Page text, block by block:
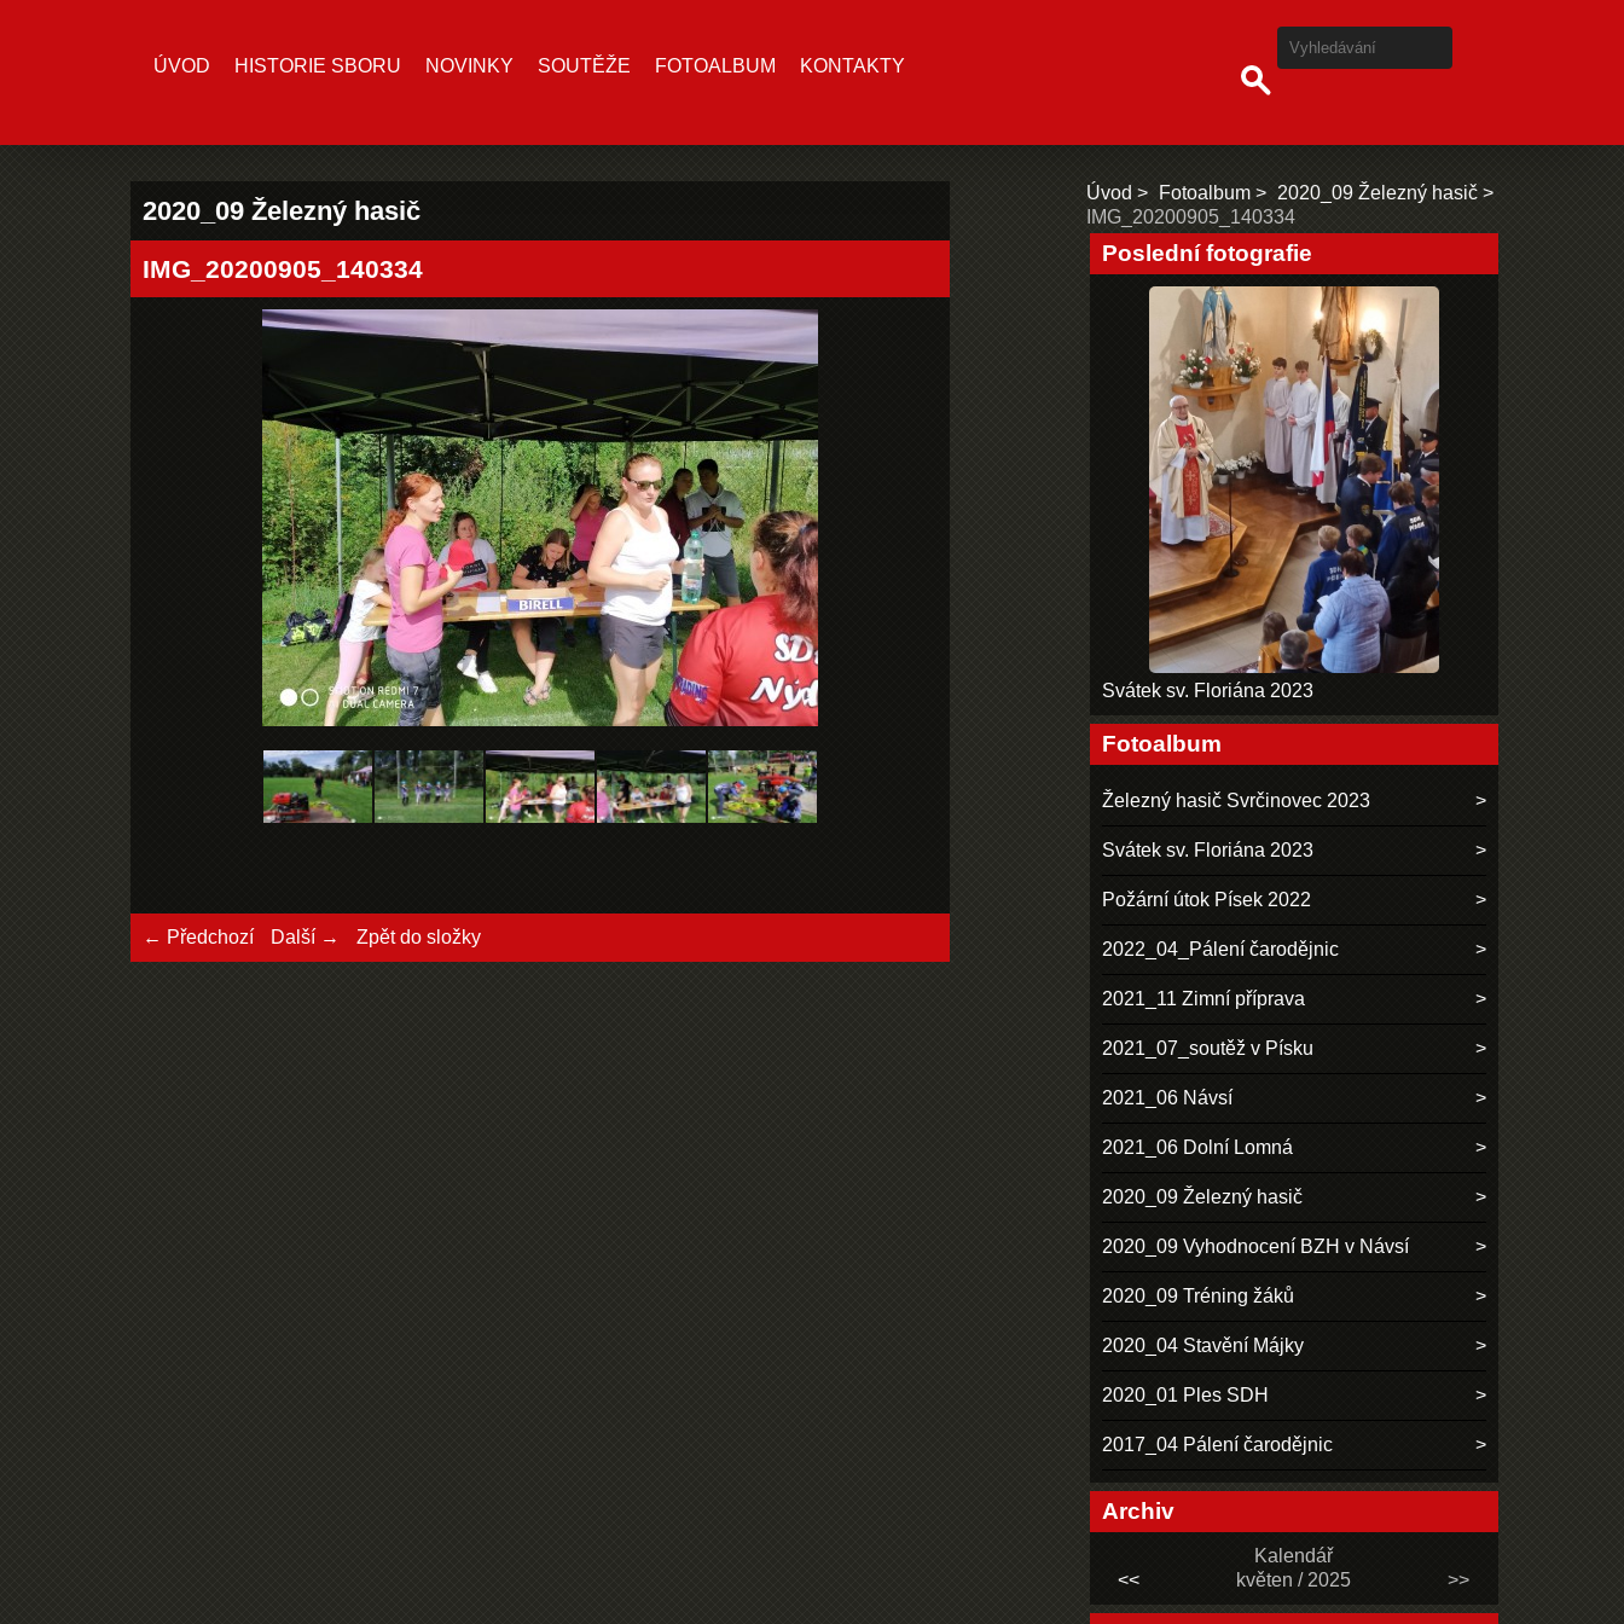
ÚVOD HISTORIE SBORU NOVINKY SOUTĚŽE FOTOALBUM KONTAKTY
2020_09 Železný hasič
IMG_20200905_140334
← Předchozí Další → Zpět do složky
Úvod Fotoalbum
2020_09 Železný hasič
IMG_20200905_140334
Poslední fotografie
Svátek sv. Floriána 2023
Fotoalbum
Železný hasič Svrčinovec 2023
Svátek sv. Floriána 2023
Požární útok Písek 2022
2022_04_Pálení čarodějnic
2021_11 Zimní příprava
2021_07_soutěž v Písku
2021_06 Návsí
2021_06 Dolní Lomná
2020_09 Železný hasič
2020_09 Vyhodnocení BZH v Návsí
2020_09 Tréning žáků
2020_04 Stavění Májky
2020_01 Ples SDH
2017_04 Pálení čarodějnic
Archiv
Kalendář
<<
květen / 2025 >>